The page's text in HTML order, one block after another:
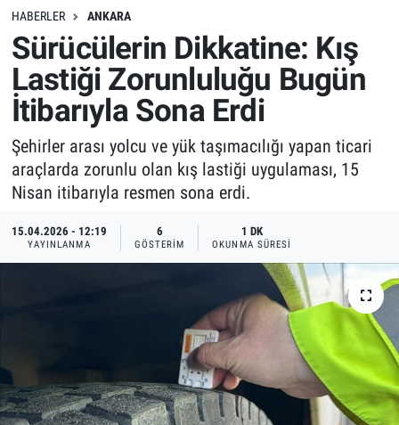
HABERLER ANKARA
Sürücülerin Dikkatine: Kış
Lastiği Zorunluluğu Bugün
İtibarıyla Sona Erdi
Şehirler arası yolcu ve yük taşımacılığı yapan ticari
araçlarda zorunlu olan kış lastiği uygulaması, 15
Nisan itibarıyla resmen sona erdi.
15.04.2026 - 12:19
YAYINLANMA
6
GÖSTERIM
1 DK
OKUNMA SÜRESI